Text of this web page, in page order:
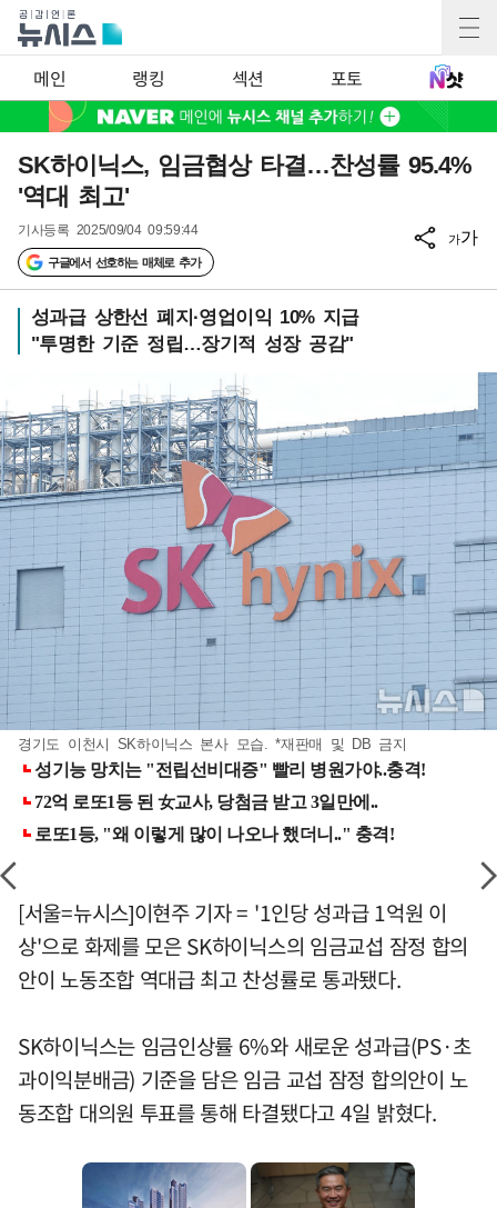
메인 랭킹 섹션 포토
SK하이닉스, 임금협상 타결…찬성률 95.4%
'역대 최고'
기사등록 2025/09/04 09:59:44
구글에서 선호하는 매체로 추가
가가
성과급 상한선 폐지·영업이익 10% 지급
"투명한 기준 정립…장기적 성장 공감"
경기도 이천시 SK하이닉스 본사 모습. *재판매 및 DB 금지
[서울=뉴시스]이현주 기자 = '1인당 성과급 1억원 이
상'으로 화제를 모은 SK하이닉스의 임금교섭 잠정 합의
안이 노동조합 역대급 최고 찬성률로 통과됐다.
SK하이닉스는 임금인상률 6%와 새로운 성과급(PS·초
과이익분배금) 기준을 담은 임금 교섭 잠정 합의안이 노
동조합 대의원 투표를 통해 타결됐다고 4일 밝혔다.